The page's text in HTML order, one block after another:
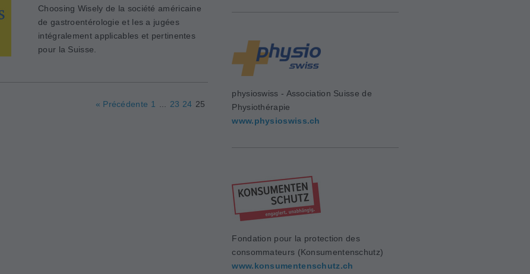
Choosing Wisely de la société américaine
de gastroentérologie et les a jugées
intégralement applicables et pertinentes
pour la Suisse.
« Précédente 1 23 24 25
physioswiss - Association Suisse de
Physiothérapie
www.physioswiss.ch
Fondation pour la protection des
consommateurs (Konsumentenschutz)
www.konsumentenschutz.ch